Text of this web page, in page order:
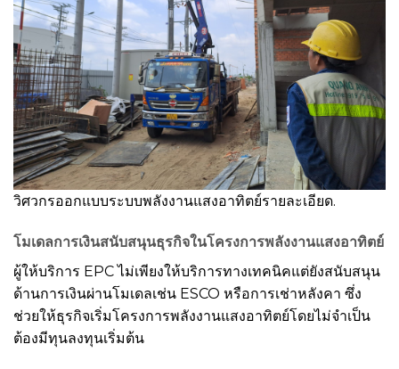
วิศวกรออกแบบระบบพลังงานแสงอาทิตย์รายละเอียด.
โมเดลการเงินสนับสนุนธุรกิจในโครงการพลังงานแสงอาทิตย์
ผู้ให้บริการ EPC ไม่เพียงให้บริการทางเทคนิคแต่ยังสนับสนุน
ด้านการเงินผ่านโมเดลเช่น ESCO หรือการเช่าหลังคา ซึ่ง
ช่วยให้ธุรกิจเริ่มโครงการพลังงานแสงอาทิตย์โดยไม่จำเป็น
ต้องมีทุนลงทุนเริ่มต้น